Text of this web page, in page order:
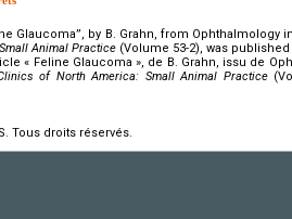
Glaucoma”, by B. Grahn, from Ophthalmology
Animal Practice (Volume 53-2), was
« Feline Glaucoma », de B. Grahn, issu de
of North America: Small Animal Practice
Tous droits réservés.